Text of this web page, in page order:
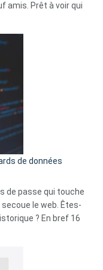
la
des
3
secondes
amis. Prêt à voir qui
de données
de passe qui touche
secoue le web. Êtes-
? En bref 16